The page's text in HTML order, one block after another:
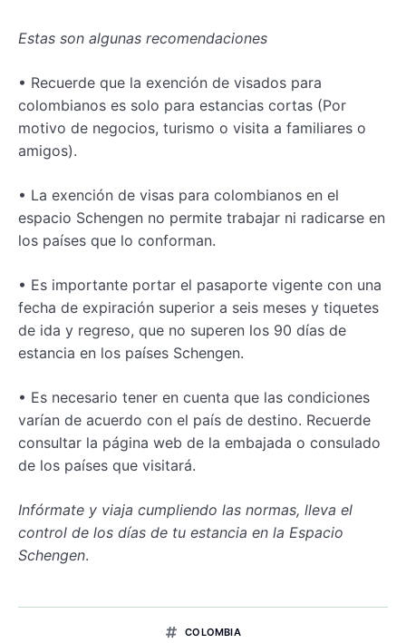
Estas son algunas recomendaciones
• Recuerde que la exención de visados para
colombianos es solo para estancias cortas (Por
motivo de negocios, turismo o visita a familiares o
amigos).
• La exención de visas para colombianos en el
espacio Schengen no permite trabajar ni radicarse en
los países que lo conforman.
• Es importante portar el pasaporte vigente con una
fecha de expiración superior a seis meses y tiquetes
de ida y regreso, que no superen los 90 días de
estancia en los países Schengen.
• Es necesario tener en cuenta que las condiciones
varían de acuerdo con el país de destino. Recuerde
consultar la página web de la embajada o consulado
de los países que visitará.
Infórmate y viaja cumpliendo las normas, lleva el
control de los días de tu estancia en la Espacio
Schengen.
COLOMBIA